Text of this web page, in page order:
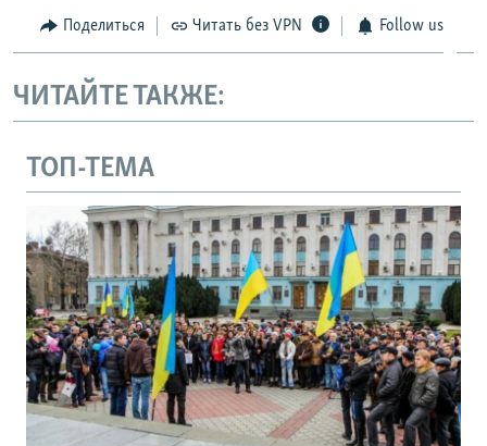
Поделиться Читать без VPN Follow us
ЧИТАЙТЕ ТАКЖЕ:
ТОП-ТЕМА